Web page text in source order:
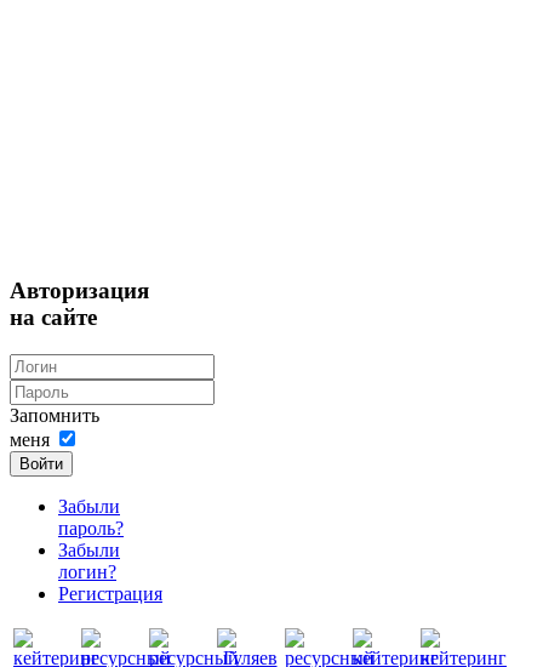
Авторизация
на сайте
Запомнить
меня
Войти
Забыли
пароль?
Забыли
логин?
Регистрация